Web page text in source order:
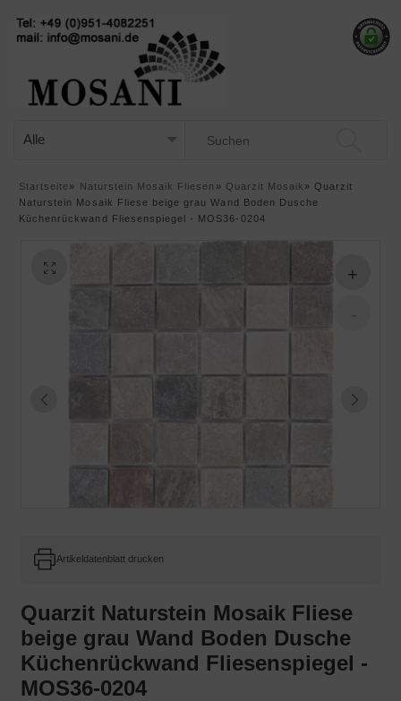
Startseite » Naturstein Mosaik Fliesen » Quarzit Mosaik »Quarzit
Naturstein Mosaik Fliese beige grau Wand Boden Dusche
Küchenrückwand Fliesenspiegel - MOS36-0204
Artikeldatenblatt drucken
Quarzit Naturstein Mosaik Fliese
beige grau Wand Boden Dusche
Küchenrückwand Fliesenspiegel -
MOS36-0204